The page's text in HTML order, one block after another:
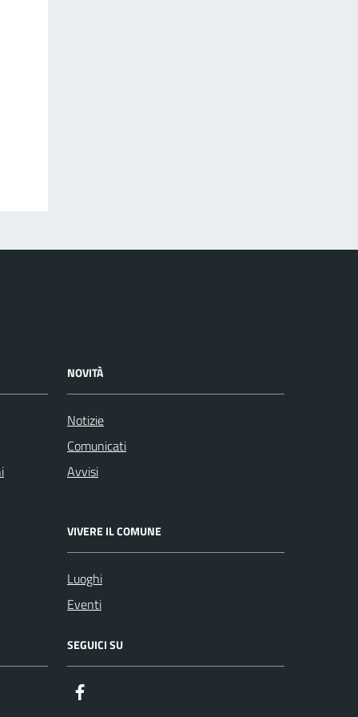
NOVITÀ
Notizie
Comunicati
Avvisi
VIVERE IL COMUNE
Luoghi
Eventi
SEGUICI SU